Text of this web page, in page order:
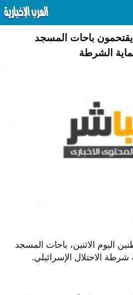
باحات المسجد
الشرطة
اليوم الاثنين، باحات المسجد
شرطة الاحتلال الإسرائيلي.